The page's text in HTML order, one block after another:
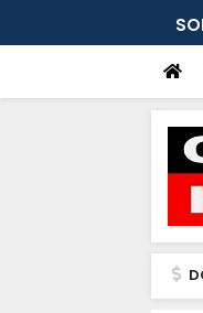
ve mendil